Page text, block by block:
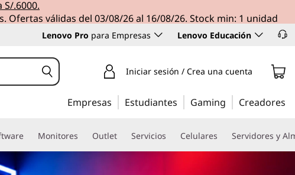
.6000.
Ofertas válidas del 03/08/26 al 16/08/26. Stock min: 1 unidad
Lenovo Pro para Empresas Lenovo Educación
Iniciar sesión / Crea una cuenta
Empresas Estudiantes Gaming Creadores
Monitores Outlet Servicios Celulares Servidores y